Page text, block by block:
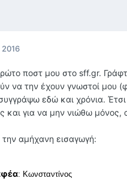
2016
ποστ μου στο sff.gr.
να την έχουν γνωστοί μου
εδώ και χρόνια. Έτσι
και για να μην νιώθω
αμήχανη εισαγωγή:
: Κωνσταντίνος